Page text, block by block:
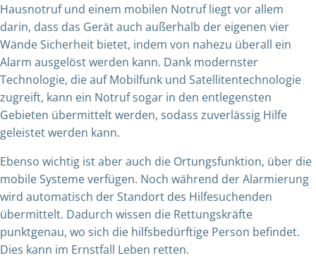
Hausnotruf und einem mobilen Notruf liegt vor allem
darin, dass das Gerät auch außerhalb der eigenen vier
Wände Sicherheit bietet, indem von nahezu überall ein
Alarm ausgelöst werden kann. Dank modernster
Technologie, die auf Mobilfunk und Satellitentechnologie
zugreift, kann ein Notruf sogar in den entlegensten
Gebieten übermittelt werden, sodass zuverlässig Hilfe
geleistet werden kann.
Ebenso wichtig ist aber auch die Ortungsfunktion, über die
mobile Systeme verfügen. Noch während der Alarmierung
wird automatisch der Standort des Hilfesuchenden
übermittelt. Dadurch wissen die Rettungskräfte
punktgenau, wo sich die hilfsbedürftige Person befindet.
Dies kann im Ernstfall Leben retten.